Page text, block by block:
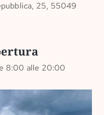
25, 55049
8:00 alle 20:00